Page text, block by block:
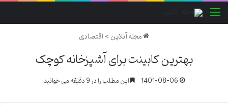
منو
مجله آنلاین>اقتصادی
بهترین کابینت برای آشپزخانه کوچک
1401-08-06 این مطلب را در 9 دقیقه می خوانید